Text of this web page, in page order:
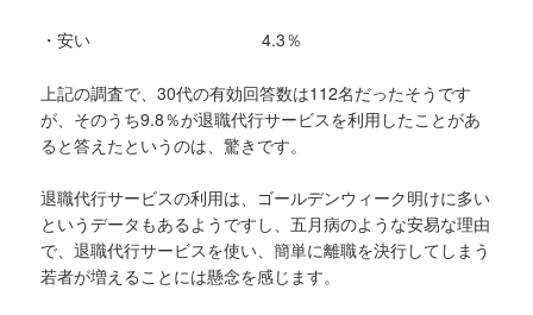
・安い 4.3％
上記の調査で、30代の有効回答数は112名だったそうです
が、そのうち9.8％が退職代行サービスを利用したことがあ
ると答えたというのは、驚きです。
退職代行サービスの利用は、ゴールデンウィーク明けに多い
というデータもあるようですし、五月病のような安易な理由
で、退職代行サービスを使い、簡単に離職を決行してしまう
若者が増えることには懸念を感じます。